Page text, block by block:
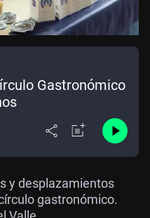
Gastronómico
y desplazamientos
gastronómico.